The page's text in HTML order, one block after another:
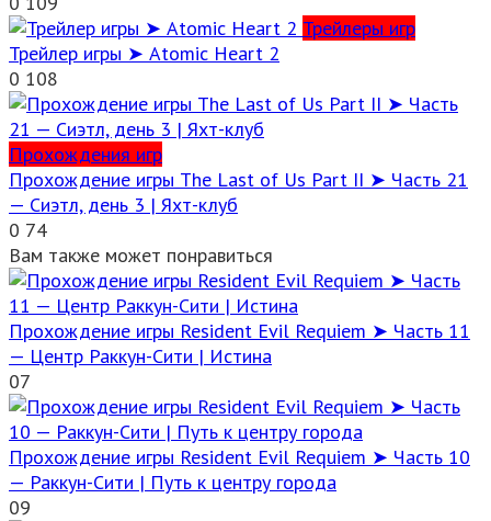
Трейлеры игр
Трейлер игры ➤ Atomic Heart 2
0 108
Прохождения игр
Прохождение игры The Last of Us Part II ➤ Часть 21
— Сиэтл, день 3 | Яхт-клуб
0 74
Вам также может понравиться
Прохождение игры Resident Evil Requiem ➤ Часть 11
— Центр Раккун-Сити | Истина
07
Прохождение игры Resident Evil Requiem ➤ Часть 10
— Раккун-Сити | Путь к центру города
09